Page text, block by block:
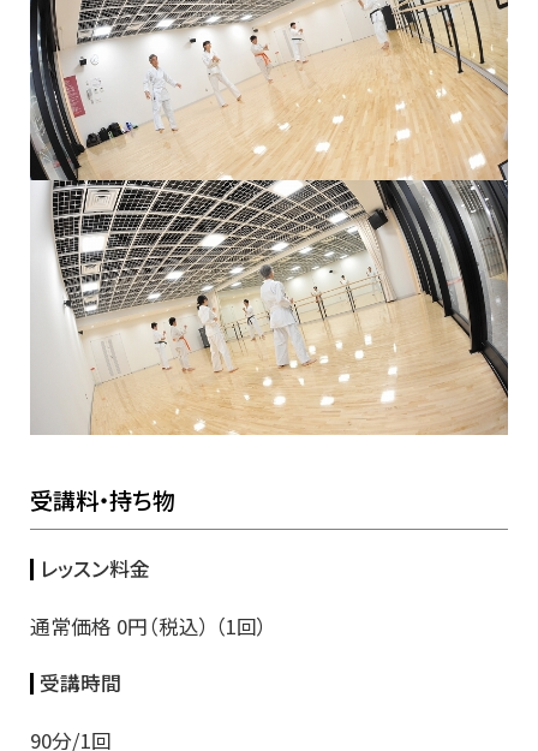
受講料・持ち物
レッスン料金
通常価格 0円（税込） （1回）
受講時間
90分/1回